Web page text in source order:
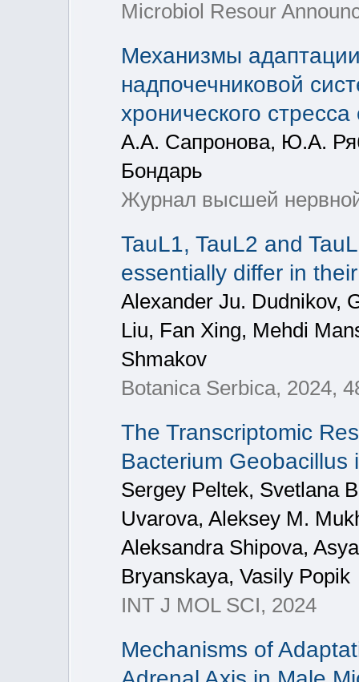
Microbiol Resour
Механизмы
надпочечниковой
хронического
А.А. Сапронова, Ю.А.
Бондарь
Журнал высшей
TauL1, TauL2 and
essentially differ in
Alexander Ju. Dudnikov,
Liu, Fan Xing, Mehdi
Shmakov
Botanica Serbica, 2024,
The Transcriptomic
Bacterium Geobacillus
Sergey Peltek, Svetlana
Uvarova, Aleksey M.
Aleksandra Shipova,
Bryanskaya, Vasily Popik
INT J MOL SCI, 2024
Mechanisms of